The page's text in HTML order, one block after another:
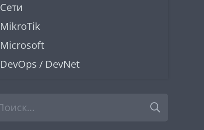
Сети
MikroTik
Microsoft
DevOps / DevNet